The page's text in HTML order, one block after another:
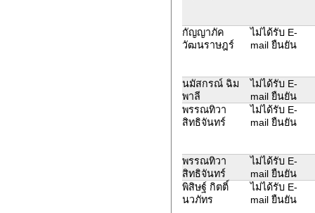
กัญญาภัค
วัฒนราษฎร์
ไม่ได้รับ E-
mail ยืนยัน
นมัสกรณ์ ฉิม
พาลี
ไม่ได้รับ E-
mail ยืนยัน
พรรณทิวา
สิทธิจันทร์
ไม่ได้รับ E-
mail ยืนยัน
พรรณทิวา
สิทธิจันทร์
ไม่ได้รับ E-
mail ยืนยัน
พิสิษฐ์ กิตติ์
นวภัทร
ไม่ได้รับ E-
mail ยืนยัน